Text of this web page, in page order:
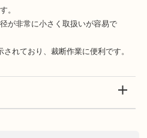
す。
が非常に小さく取扱いが容易で
れており、裁断作業に便利です。